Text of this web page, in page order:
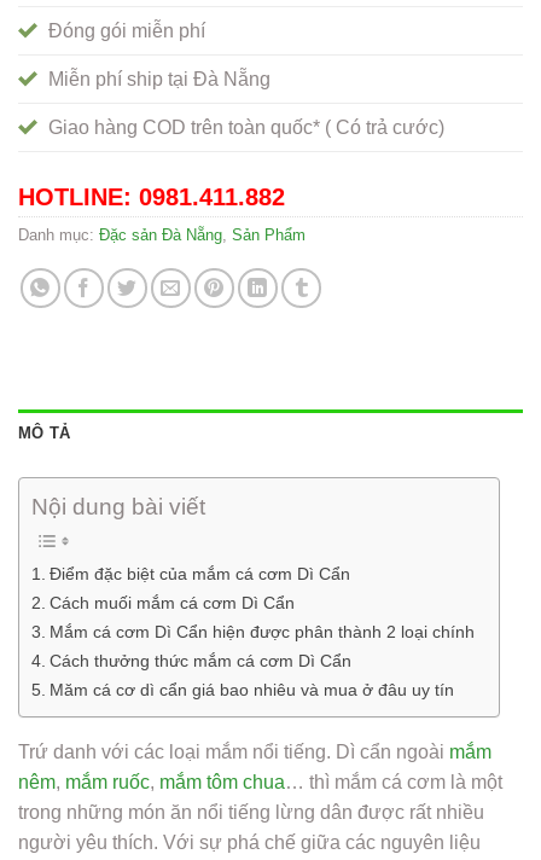
Đóng gói miễn phí
Miễn phí ship tại Đà Nẵng
Giao hàng COD trên toàn quốc* ( Có trả cước)
HOTLINE: 0981.411.882
Danh mục: Đặc sản Đà Nẵng Sản Phẩm
MÔ TẢ
Nội dung bài viết
Điểm đặc biệt của mắm cá cơm Dì Cẩn
Cách muối mắm cá cơm Dì Cẩn
Mắm cá cơm Dì Cẩn hiện được phân thành 2 loại chính
Cách thưởng thức mắm cá cơm Dì Cẩn
Măm cá cơ dì cẩn giá bao nhiêu và mua ở đâu uy tín
Trứ danh với các loại mắm nổi tiếng. Dì cẩn ngoài mắm
nêm, mắm ruốc, mắm tôm chua… thì mắm cá cơm là một
trong những món ăn nổi tiếng lừng dân được rất nhiều
người yêu thích. Với sự phá chế giữa các nguyên liệu